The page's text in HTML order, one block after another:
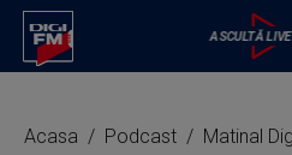
Acasa Podcast Matinal